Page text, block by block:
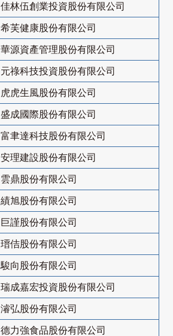
佳林伍創業投資股份有限公司
希芙健康股份有限公司
華源資產管理股份有限公司
元祿科技投資股份有限公司
虎虎生風股份有限公司
盛成國際股份有限公司
富聿達科技股份有限公司
安理建設股份有限公司
雲鼎股份有限公司
績旭股份有限公司
巨謹股份有限公司
瑨佶股份有限公司
駿向股份有限公司
瑞成嘉宏投資股份有限公司
濬弘股份有限公司
德力強食品股份有限公司